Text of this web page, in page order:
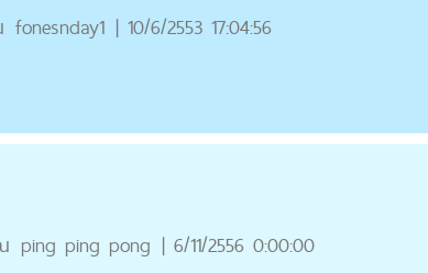
fonesnday1 | 10/6/2553 17:04:56
ping ping pong | 6/11/2556 0:00:00